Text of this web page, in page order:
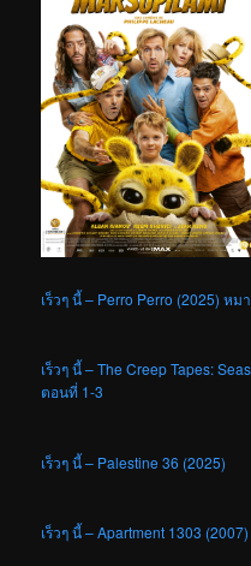
เร็วๆ นี้ – Perro Perro (2025) หม
เร็วๆ นี้ – The Creep Tapes:
ตอนที่ 1-3
เร็วๆ นี้ – Palestine 36 (2025)
เร็วๆ นี้ – Apartment 1303 (2007)